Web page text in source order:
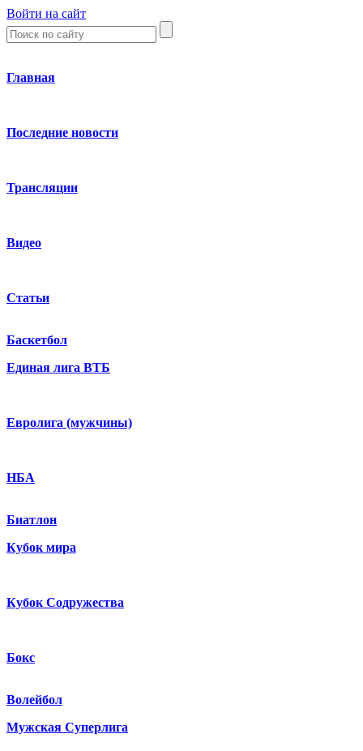
Войти на сайт
Главная
Последние новости
Трансляции
Видео
Статьи
Баскетбол
Единая лига ВТБ
Евролига (мужчины)
НБА
Биатлон
Кубок мира
Кубок Содружества
Бокс
Волейбол
Мужская Суперлига